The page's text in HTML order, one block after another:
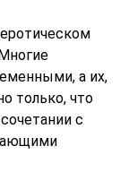
а их,
только, что
с